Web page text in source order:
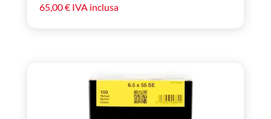
65,00€ IVA inclusa